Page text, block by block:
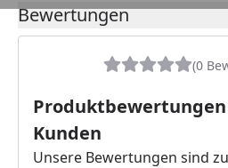
über viele
Bewertungen
(0
Kunden
Unsere Bewertungen sind